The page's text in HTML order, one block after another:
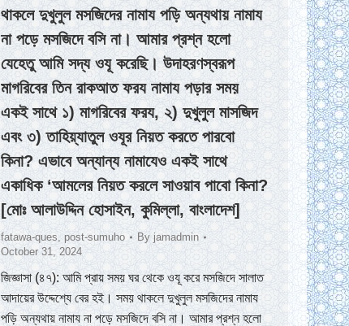
থাকলে দুখুলুল মসজিদের নামায পড়ি অন্যথায় নামায
না পড়ে মসজিদে বসি না। আমার প্রশ্ন হলো
যেহেতু আমি সদ্য ওযূ করেছি। উদাহরণস্বরূপ
মাগরিবের তিন রাকআত ফরয নামায পড়ার সময়
একই সাথে ১) মাগরিবের ফরয, ২) দুখুলুল মাসজিদ
এবং ৩) তাহিয়্যাতুল ওযূর নিয়ত করতে পারবো
কিনা? এভাবে অন্যান্য নামাযেও একই সাথে
একাধিক ‘আমলের নিয়ত করলে সাওয়াব পাবো কিনা?
[মোঃ আলাউদ্দিন হোসাইন, কুমিল্লা, বাংলাদেশ]
fatawa-ques, post-sumuho By jamadmin
October 31, 2024
জিজ্ঞাসা (৪৭): আমি প্রায় সময় ঘর থেকে ওযূ করে মসজিদে সালাত
আদায়ের উদ্দেশ্যে বের হই। সময় থাকলে দুখুলুল মসজিদের নামায
পড়ি অন্যথায় নামায না পড়ে মসজিদে বসি না। আমার প্রশ্ন হলো